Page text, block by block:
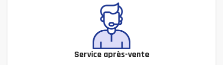
Service après-vente